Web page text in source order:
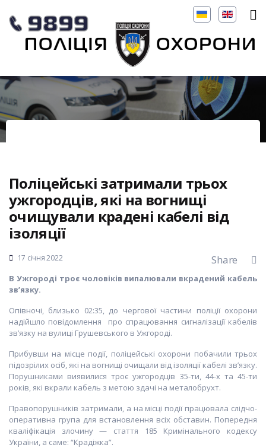
Поліцейські затримали трьох
ужгородців, які на вогнищі
очищували крадені кабелі від
ізоляції
17 січня 2022 Share
В Ужгороді троє чоловіків випалювали вкрадений кабель
зв’язку.
Опівночі, близько 02:35, до чергової частини поліції охорони
надійшло повідомлення про спрацювання сигналізації кабелів
зв’язку на вулиці Грушевського в Ужгороді.
Прибувши на місце події, поліцейські охорони побачили трьох
підозрілих осіб, які на вогнищі очищали від ізоляції кабелі зв’язку.
Порушниками виявилися троє ужгородців 35-ти, 44-х та 45-ти
років, які вкрали кабель з метою здачі на металобрухт.
Правопорушників затримали, а на місці події працювала слідчо-
оперативна група для встановлення всіх обставин. Попередня
кваліфікація злочину — стаття 185 Кримінального кодексу
України, а саме: “Крадіжка”.